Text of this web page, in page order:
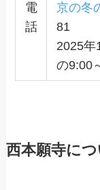
電
話
京の冬
81
2025年
の9:00
西本願寺に